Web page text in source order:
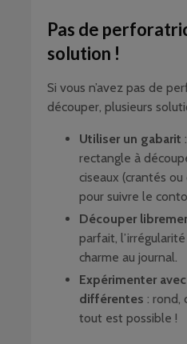
Pas de
solution !
Si vous n’avez pas de
découper, plusieurs
Utiliser un gabarit
rectangle à
ciseaux (crantés
pour suivre le
Découper
parfait,
charme au journal.
Expérimenter
différentes : rond,
tout est possible !